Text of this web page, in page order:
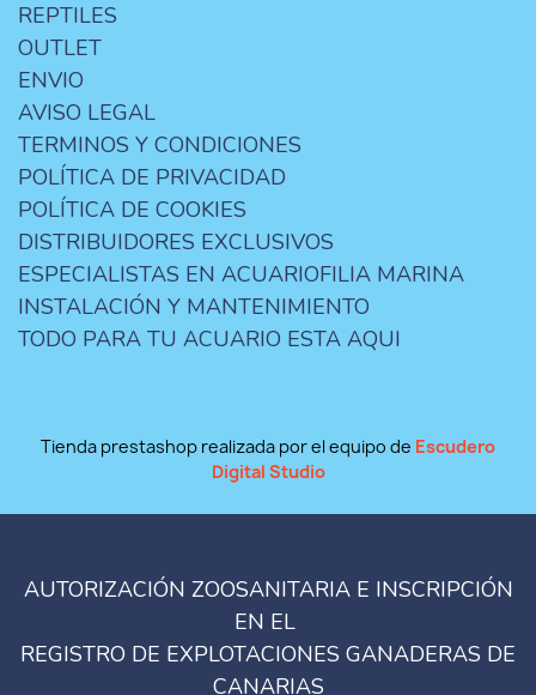
REPTILES
OUTLET
ENVIO
AVISO LEGAL
TERMINOS Y CONDICIONES
POLÍTICA DE PRIVACIDAD
POLÍTICA DE COOKIES
DISTRIBUIDORES EXCLUSIVOS
ESPECIALISTAS EN ACUARIOFILIA MARINA
INSTALACIÓN Y MANTENIMIENTO
TODO PARA TU ACUARIO ESTA AQUI
Tienda prestashop realizada por el equipo de Escudero
Digital Studio
AUTORIZACIÓN ZOOSANITARIA E INSCRIPCIÓN
EN EL
REGISTRO DE EXPLOTACIONES GANADERAS DE
CANARIAS